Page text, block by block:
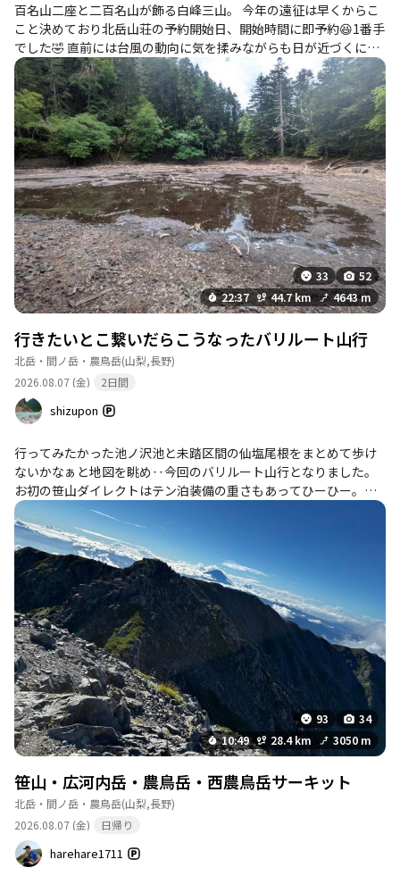
て、奈良田橋を渡る。 笹山そのものに挑むだけなら、奈良田湖に
かかる塩見橋を渡って笹山直接尾根(ダイレクトルート)を利用すれ
ば比較的簡単に攻略可能。 しかし、笹山の往復だけでは景色をま
ともに拝むことはできない。 そもそも笹山は双耳峰であり、どう
しても開けた展望を拝むには特種東海製紙(株)の管理する黒河内岳
へ行かなければならない。 したがって、往復ではなく白峰三山縦
走で苦しめられた大門沢を遡って、笹山直接尾根は下りで使うと
いう計画となった。 第1発電所から大門沢に突入すると、しばらく
砂利の林道を歩いて行く。 すぐ真横には沢が流れていて、真っ暗
闇の中流れる音は迫力がある。 林道を歩き進めると、いったん工
事中の中へ入り橋を迂回する様に砂利の坂を駆け上がる。 何とか
砂利の坂を登り切ると、いよいよ大門沢の登山道となり、長く厳
しい沢の遡上が始まる。 ひしゃげた吊り橋に始まり、真っ暗闇の
中容赦無く連続渡渉があらわれる。 少しでも足をとられるだけで
沢に叩きつけられる為、慎重に歩かざるをえない。 ここだけはど
うしても時間を詰めることができない。 渡渉だけではなく小刻み
な登り下りが頻繁に出て来て、少しずつ体力を奪ってくる。 連続
渡渉を何とか越えると、一旦森の中に入って長い急登に臨む。 が
れ場が混ざっていて、石ころが滑ってまともに歩けない。 長い急
登を越えると、木の一本橋が出て来た。 これより先は丸太梯子や
岩の階段、そしてパイプ梯子と概ね人工物で固められた急登が襲
い掛かる。 この辺りからどんどん足がもつれて来て、下らない段
差如きで躓く様になった。 これを稜線上でやると大怪我までは済
まされない...取り敢えず大門沢小屋まで行っておやつの補給がした
い。 沢沿いの急登を歩き続け、登り始めてから2時間半程経った頃
なんとか大門沢小屋まで着いた。 ここでおやつと水分補給を済ま
せる。 小屋の軒先で座っていると、谷間から覗かせる富士山がこ
れまた圧巻である。 大門沢小屋にて少しだけ休んだのち、いよい
よあの厳しい急登に臨む。 ざっくり1100mにわたって、深い森の
中でざれ場とゴーロ地帯を一気に登って行く。 最初は緩やかに見
える樹林帯の登りだが、真横に大門沢の源頭部が見えてくると一
気にきつくなり、長いロープ場や滑りやすいざれ場が連続した。
この辺りから植生が多少変わったのか、木々の合間から木漏れ日
が差すようになった。 当然8月の木漏れ日となると非常に暑く、
じりじりと照り付ける日差しが最早暑いを通り越して痛い。 ロー
プ場を抜けると、長い葛籠折れの急登が出て来た。 木の根や岩屑
が大量に出てくる為、足をとられない様に登るだけで時間をどん
どん消費してしまう。 そうこうしているうちに、どんどん上昇気
流なのか背後で雲が湧いて来た。 富士山も当然見え隠れする様に
なり、このまま行くと間違いなく稜線上は真っ白けになってしま
るはずもなくどんどんもつれて行く一方である。 葛籠折れの急登
はやがて急なゴーロ地帯に変わった。 もつれる足にさらなる絶望
を突きつけてくる...白峰三山の時もそうだったが、大門沢はいつ登
っても厳しいのは言うまでもない。 ゴーロ地帯をだらだら登って
行くと、ゴーロ帯上端に出た。 これより上は概ねはいまつの茂る
百名山二座と二百名山が飾る白峰三山。 今年の遠征は早くからこ
こと決めており北岳山荘の予約開始日、開始時間に即予約😆1番手
でした🤣 直前には台風の動向に気を揉みながらも日が近づくにつ
れて回復する天気に決行判断👍初日はイマイチな天気も翌朝には
回復し素晴らしいご来光。その後は天空の稜線歩き、、、来てよ
かった🥲 広河原から北岳へのアプローチは猛烈な激登り、奈良田
への下山は爆裂急降下🤣薄い酸素に岩場やがれ場に想定以上のコ
ースタイムを要しましたが絶景に足を止めらるのが一番の要因か
も✨ 2日目の夕方には雨に打たれましたが総じて天気に恵まれた幸
せ2日間となりました👐計画に即乗り頂いたちはるさんとBOWZさ
んのお陰で楽しくて誇らしい遠征に👏お二人の数多の気遣いに感
謝🙏 【参考】 奈良田駐車場🅿️→奈良田駐車場バス乗り場→広河原
着→北岳山荘→奈良田駐車場へ下山 バスは予約不可🚌💨 駐車場は
平日だったので03:00で空きは1/3程度あり。早めに来て車中仮眠
が間違い無さそう。バスは30分前の05:00位に並べば何とかなりそ
うな感じ。今回は3台のバスが同時に出発。最初の20人は確実に座
れますがその後は座れるかどうかは運次第。 上りと下り、道中の
アップダウンにかなりの体力が必要です。2泊3日をおすすめしま
す✨️
33
52
22:37
44.7 km 4643 m
行きたいとこ繋いだらこうなったバリルート山行
北岳・間ノ岳・農鳥岳(山梨,長野)
2026.08.07 (金)
2日間
shizupon
行ってみたかった池ノ沢池と未踏区間の仙塩尾根をまとめて歩け
ないかなぁと地図を眺め‥今回のバリルート山行となりました。
お初の笹山ダイレクトはテン泊装備の重さもあってひーひー。で
も八ヶ岳のときのような酸欠はなくホッとひと安心で歩き始めま
した。 楽しみにしていた池ノ沢池は、なんと水枯れ？真珠とはほ
ど遠いお姿で残念でした。池ノ沢池までの道も思ってたより悪く
て、今回は池ノ沢池でテン泊して戻ろうか？と一瞬本気で考えま
した。でも戻るコースもなかなかだし、ここで負けたら後悔す
る！と気持ちを奮い立たせて計画通り先へ。道が消滅してしまっ
た池ノ沢小屋までの道は精神的にも体力的にも打ちのめされ、必
死で小屋までたどり着いたときは翌日の沢歩きの不安で頭がいっ
ぱい。とにかく生きてここから脱出しなければ‥とテントの中で
不安に打ちのめされそうな夜を過ごしました。 2日目、明るくな
るのを待って、いざ雪投沢へ。去年針ノ木谷で使ったモンベルの
サワーシューズは実はこの沢のために購入したのでした。ようや
くこの沢で使う日が来た！倒木情報もあって覚悟してたけど、前
日の悪路で免疫ついたおかげか落ち着いてひとつひとつをこなし
ていけました。意外と沢の中を歩く方が楽な所もあって、ヌメヌ
メが多かったですがサワーシューズ大活躍でした。歩く場所の見
極めも感覚つかめたような気がします。 沢を登り詰め、仙塩尾根
の稜線が見えたときはあのこわーい谷から脱出できた喜びで生き
てる！を噛み締めました‥が最後の詰めが甘くプチロストでハイ
マツ漕ぎ笑。 一般登山道のありがたさを実感しながら仙塩尾根の
93
34
10:49
28.4 km 3050 m
笹山・広河内岳・農鳥岳・西農鳥岳サーキット
北岳・間ノ岳・農鳥岳(山梨,長野)
2026.08.07 (金)
日帰り
harehare1711